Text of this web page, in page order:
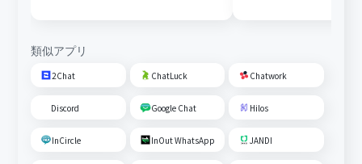
類似アプリ
2Chat ChatLuck Chatwork
Discord Google Chat Hilos
InCircle InOut WhatsApp JANDI